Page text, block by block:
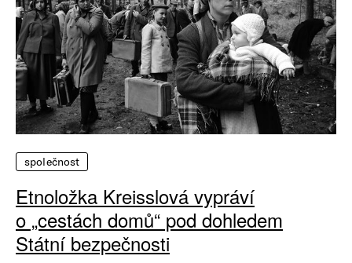
společnost
Etnoložka Kreisslová vypráví
o „cestách domů“ pod dohledem
Státní bezpečnosti